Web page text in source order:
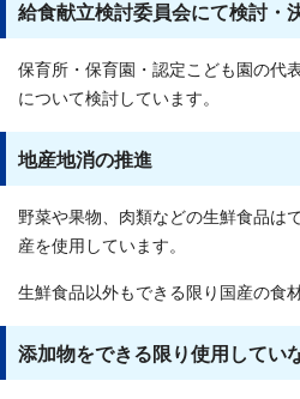
給食献立検討委員会にて検討・
保育所・保育園・認定こども園の代
について検討しています。
地産地消の推進
野菜や果物、肉類などの生鮮食品は
産を使用しています。
生鮮食品以外もできる限り国産の食
添加物をできる限り使用してい